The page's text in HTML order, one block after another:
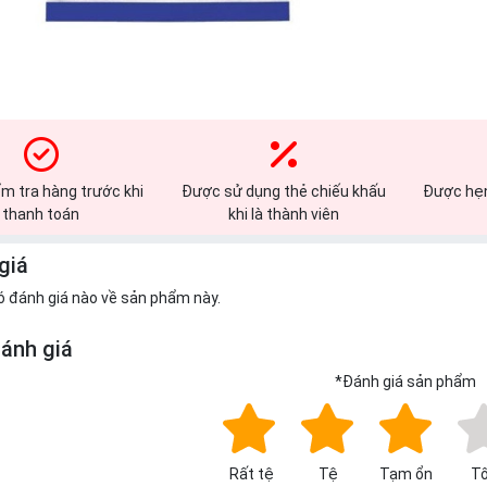
tra hàng trước khi
thanh toán
Được sử dụng thẻ chiếu khấu
khi là thành viên
Được
đánh giá nào về sản phẩm này.
giá
*Đánh giá sản phẩm
Rất tệ Tệ Tạm ổn